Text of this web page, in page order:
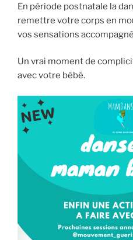
En période postnatale la
remettre votre corps en
vos sensations
Un vrai moment de
avec votre bébé.